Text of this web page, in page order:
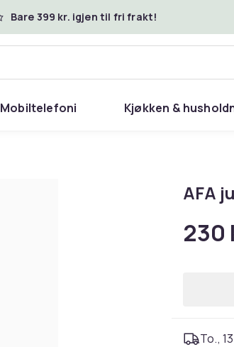
Bare 399 kr. igjen til fri frakt!
Mobiltelefoni Kjøkken &
AFA
230
To.,